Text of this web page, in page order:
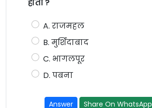
होती ?
A. राजमहल
B. मुर्शिदाबाद
C. भागलपूर
D. पबना
Answer Share On WhatsApp